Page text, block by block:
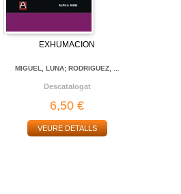
EXHUMACION
MIGUEL, LUNA; RODRIGUEZ, ...
Descatalogat
6,50 €
VEURE DETALLS